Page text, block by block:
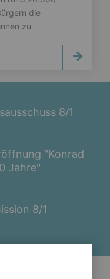
die
zu
8/1
"Konrad
Jahre"
8/1